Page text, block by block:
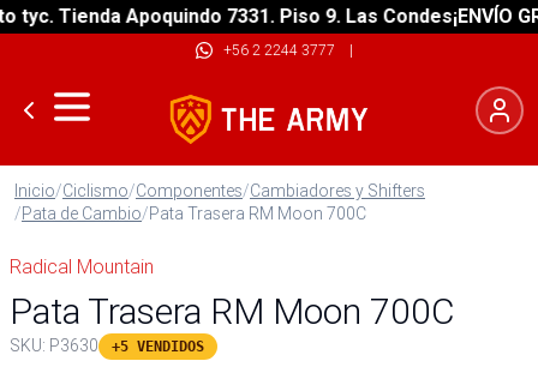
Tienda Apoquindo 7331. Piso 9. Las Condes¡ENVÍO
+56 2 2244 3777 |
Inicio/Ciclismo/Componentes/Cambiadores y Shifters
/Pata de Cambio/Pata Trasera RM Moon 700C
Radical Mountain
Pata Trasera RM Moon 700C
SKU: P3630 +5 VENDIDOS